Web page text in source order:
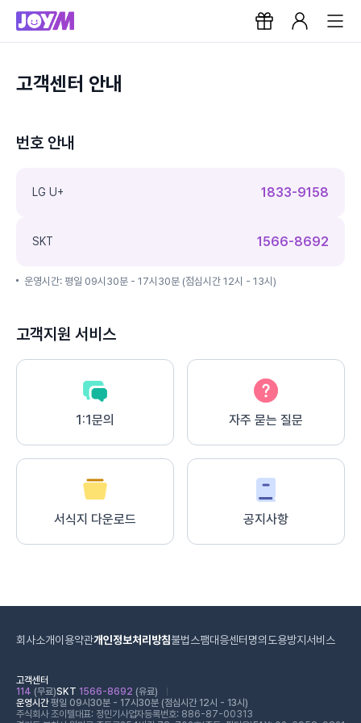
고객센터 안내
번호 안내
LG U+ 1833-9158
SKT 1566-8692
운영시간: 평일 09시30분 - 17시30분 (점심시간 12시 - 13시)
고객지원 서비스
1:1문의 자주 묻는 질문
서식지 다운로드 공지사항
회사소개이용약관개인정보처리방침불법스팸대응센터 명의도용방지서비스
고객센터
114 (무료)SKT 1566-8692 (유료)
운영시간평일 09시30분 - 17시30분 (점심시간 12시 - 13시)
주식회사 조이텔대표: 정민기 사업자등록번호: 886-87-00313